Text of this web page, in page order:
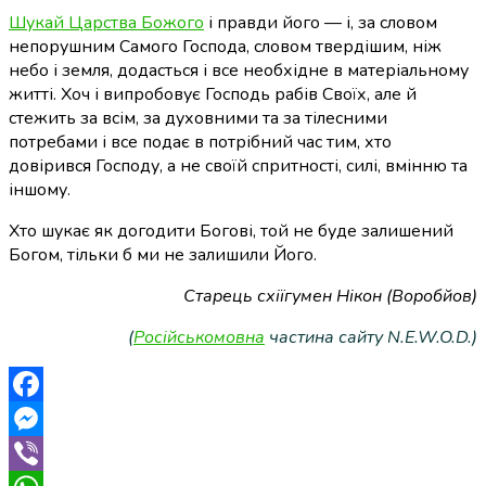
Шукай Царства Божого і правди його — і, за словом
непорушним Самого Господа, словом твердішим, ніж
небо і земля, додасться і все необхідне в матеріальному
житті. Хоч і випробовує Господь рабів Своїх, але й
стежить за всім, за духовними та за тілесними
потребами і все подає в потрібний час тим, хто
довірився Господу, а не своїй спритності, силі, вмінню та
іншому.
Хто шукає як догодити Богові, той не буде залишений
Богом, тільки б ми не залишили Його.
Старець схіїгумен Нікон (Воробйов)
(Російськомовна частина сайту N.E.W.O.D.)
Facebook
Messenger